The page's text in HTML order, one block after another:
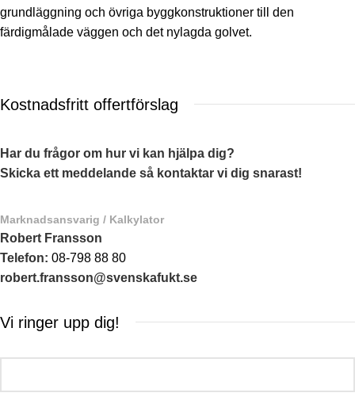
grundläggning och övriga byggkonstruktioner till den
färdigmålade väggen och det nylagda golvet.
Kostnadsfritt offertförslag
Har du frågor om hur vi kan hjälpa dig?
Skicka ett meddelande så kontaktar vi dig snarast!
Marknadsansvarig / Kalkylator
Robert Fransson
Telefon: 08-798 88 80
robert.fransson@svenskafukt.se
Vi ringer upp dig!